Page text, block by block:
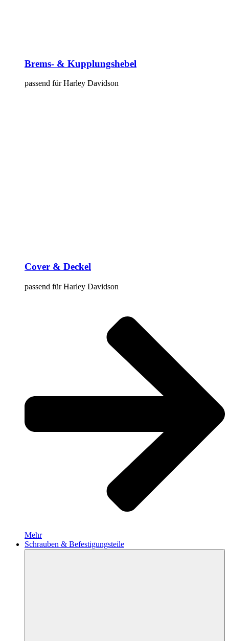
Brems- & Kupplungshebel
passend für Harley Davidson
Cover & Deckel
passend für Harley Davidson
Mehr
Schrauben & Befestigungsteile